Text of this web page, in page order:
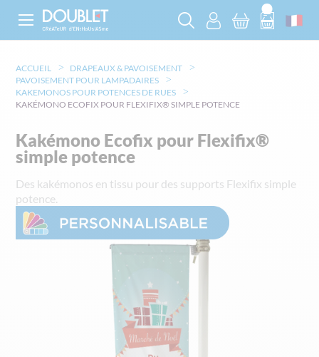
ACCUEIL
DRAPEAUX & PAVOISEMENT
PAVOISEMENT POUR LAMPADAIRES
KAKEMONOS POUR POTENCES DE RUES
KAKÉMONO ECOFIX POUR FLEXIFIX® SIMPLE POTENCE
Kakémono Ecofix pour Flexifix®
simple potence
Des kakémonos en tissu pour des supports Flexifix simple
potence.
Skip
to
the